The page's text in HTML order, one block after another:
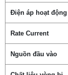
Điện áp hoạt động
Rate Current
Nguồn đầu vào